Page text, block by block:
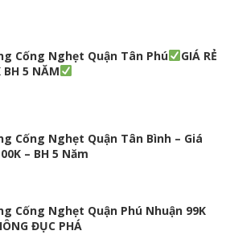
Cống Nghẹt Quận Tân Phú
GIÁ RẺ
BH 5 NĂM
Cống Nghẹt Quận Tân Bình – Giá
– BH 5 Năm
Cống Nghẹt Quận Phú Nhuận 99K
ĐỤC PHÁ